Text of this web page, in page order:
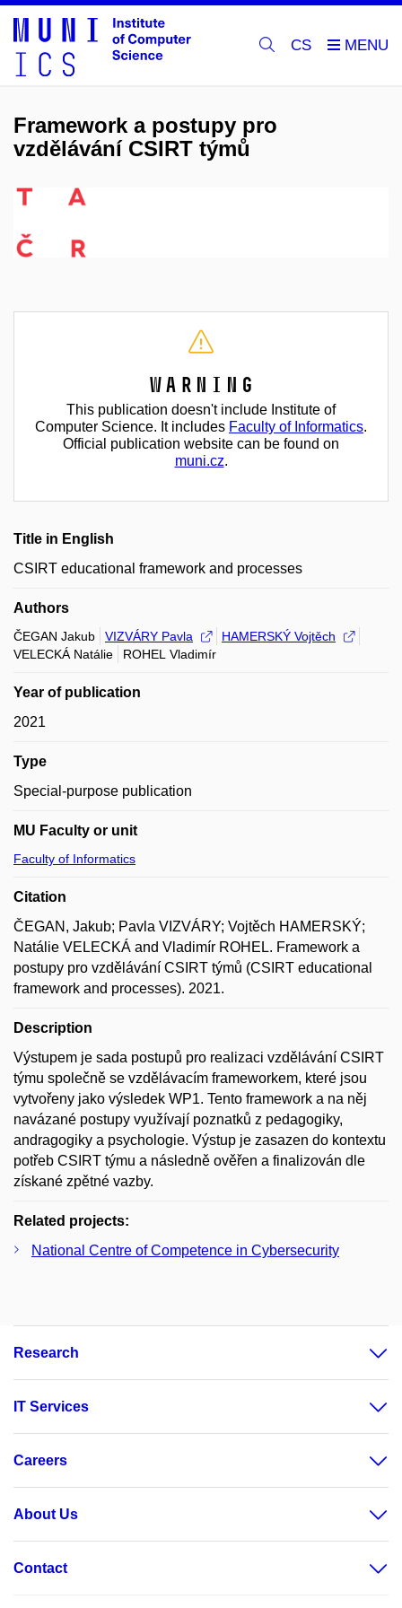
CS
Framework a postupy pro
vzdělávání CSIRT týmů
Warning
This publication doesn't include Institute of
Computer Science. It includes Faculty of Informatics.
Official publication website can be found on
muni.cz.
Title in English
CSIRT educational framework and processes
Authors
ČEGAN Jakub VIZVÁRY Pavla
HAMERSKÝ Vojtěch
VELECKÁ Natálie
ROHEL Vladimír
Year of publication
2021
Type
Special-purpose publication
MU Faculty or unit
Faculty of Informatics
Citation
ČEGAN, Jakub; Pavla VIZVÁRY; Vojtěch HAMERSKÝ;
Natálie VELECKÁ and Vladimír ROHEL. Framework a
postupy pro vzdělávání CSIRT týmů (CSIRT educational
framework and processes). 2021.
Description
Výstupem je sada postupů pro realizaci vzdělávání CSIRT
týmu společně se vzdělávacím frameworkem, které jsou
vytvořeny jako výsledek WP1. Tento framework a na něj
navázané postupy využívají poznatků z pedagogiky,
andragogiky a psychologie. Výstup je zasazen do kontextu
potřeb CSIRT týmu a následně ověřen a finalizován dle
získané zpětné vazby.
Related projects:
National Centre of Competence in Cybersecurity
Research
IT Services
Careers
About Us
Contact